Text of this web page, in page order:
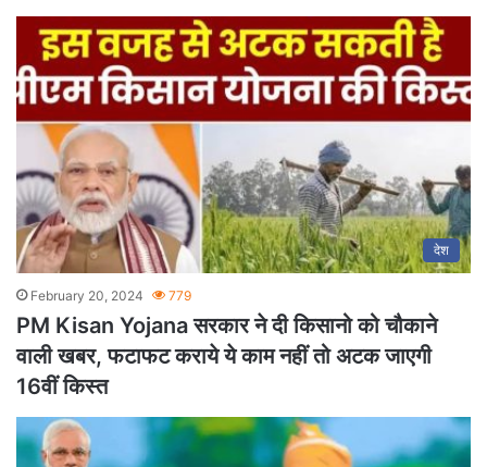
देश
February 20, 2024 779
PM Kisan Yojana सरकार ने दी किसानो को चौकाने
वाली खबर, फटाफट कराये ये काम नहीं तो अटक जाएगी
16वीं किस्त